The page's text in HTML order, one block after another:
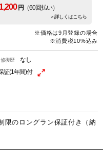
円 （60回払い）
＞詳しくはこちら
※価格は9月登録の場合
※消費税10%込み
修復歴なし
(1年間)付
限のロングラン保証付き（納